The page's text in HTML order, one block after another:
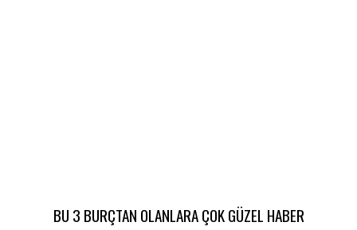
BU 3 BURÇTAN OLANLARA ÇOK GÜZEL HABER